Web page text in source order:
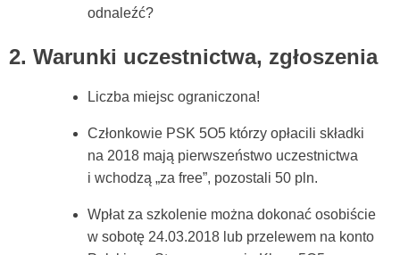
odnaleźć?
2. Warunki uczestnictwa, zgłoszenia
Liczba miejsc ograniczona!
Członkowie PSK 5O5 którzy opłacili składki
na 2018 mają pierwszeństwo uczestnictwa
i wchodzą „za free”, pozostali 50 pln.
Wpłat za szkolenie można dokonać osobiście
w sobotę 24.03.2018 lub przelewem na konto